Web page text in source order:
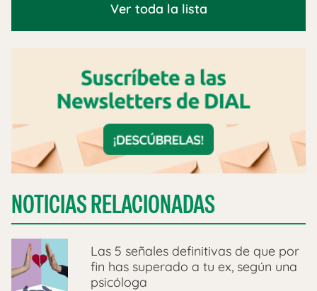
Ver toda la lista
NOTICIAS RELACIONADAS
Las 5 señales definitivas de que por
fin has superado a tu ex, según una
psicóloga